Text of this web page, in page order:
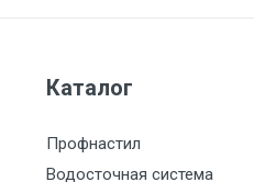
35р./км за МКАД
35р./км за МКАД
Каталог
Профнастил
Водосточная система